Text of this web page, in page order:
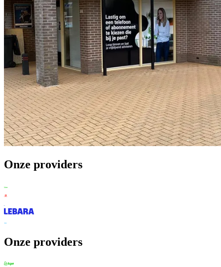
Onze providers
Onze providers